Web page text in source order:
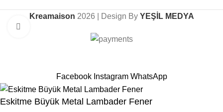
Kreamaison 2026 | Design By YEŞİL MEDYA
Facebook Instagram WhatsApp
Eskitme Büyük Metal Lambader Fener